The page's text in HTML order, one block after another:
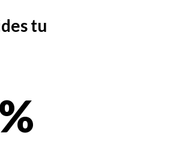
tu